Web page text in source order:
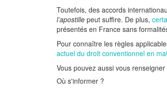
Toutefois, des accords
l’apostille peut suffire. De plus,
présentés en France sans
Pour connaître les règles
actuel du droit conventionnel en
Vous pouvez aussi vous
Où s'informer ?